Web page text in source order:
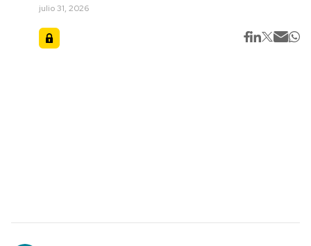
julio 31, 2026